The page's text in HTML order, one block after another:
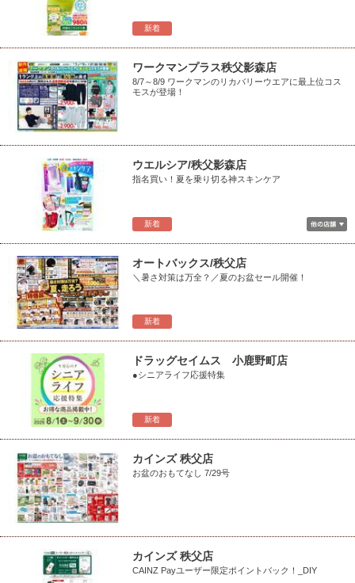
新着
ワークマンプラス秩父影森店
8/7～8/9 ワークマンのリカバリーウエアに最上位コス
モスが登場！
新着
ウエルシア/秩父影森店
指名買い！夏を乗り切る神スキンケア
新着
オートバックス/秩父店
＼暑さ対策は万全？／夏のお盆セール開催！
新着
ドラッグセイムス 小鹿野町店
●シニアライフ応援特集
カインズ 秩父店
お盆のおもてなし 7/29号
カインズ 秩父店
CAINZ Payユーザー限定ポイントバック！_DIY